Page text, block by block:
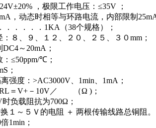
，极限工作电压：≤35V ；
，动态时相等与环路电流，内部限制
．．．．1KA（38个规格）；
８、９、１２、２０、２５、３０mm；
～20mA；
：≤50ppm/℃；
；
强度：>AC3000V、1min、1mA；
RL＝V+－10V／ （Ω )；
负载阻抗为700Ω；
～５Ｖ的电阻 ＋ 两根传输线路总铜阻。
1min；